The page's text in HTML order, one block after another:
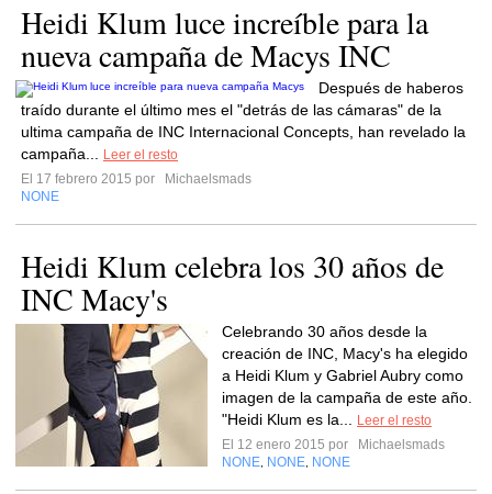
Heidi Klum luce increíble para la
nueva campaña de Macys INC
Después de haberos
traído durante el último mes el "detrás de las cámaras" de la
ultima campaña de INC Internacional Concepts, han revelado la
campaña...
Leer el resto
El 17 febrero 2015 por
Michaelsmads
NONE
Heidi Klum celebra los 30 años de
INC Macy's
Celebrando 30 años desde la
creación de INC, Macy's ha elegido
a Heidi Klum y Gabriel Aubry como
imagen de la campaña de este año.
"Heidi Klum es la...
Leer el resto
El 12 enero 2015 por
Michaelsmads
NONE NONE NONE